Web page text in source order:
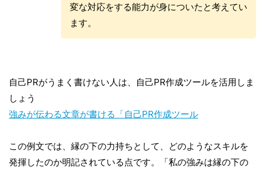
変な対応をする能力が身についたと考えてい
ます。
自己PRがうまく書けない人は、自己PR作成ツールを活用しま
しょう
強みが伝わる文章が書ける「自己PR作成ツール
この例文では、縁の下の力持ちとして、どのようなスキルを
発揮したのか明記されている点です。「私の強みは縁の下の